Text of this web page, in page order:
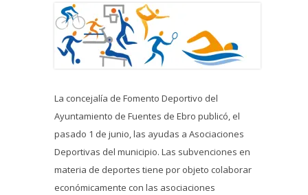
La concejalía de Fomento Deportivo del
Ayuntamiento de Fuentes de Ebro publicó, el
pasado 1 de junio, las ayudas a Asociaciones
Deportivas del municipio. Las subvenciones en
materia de deportes tiene por objeto colaborar
económicamente con las asociaciones